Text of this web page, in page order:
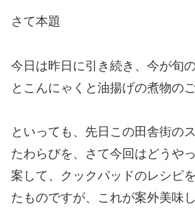
さて本題
今日は昨日に引き続き、今が旬
とこんにゃくと油揚げの煮物の
といっても、先日この田舎街の
たわらびを、さて今回はどうや
案して、クックパッドのレシピ
たものですが、これが案外美味